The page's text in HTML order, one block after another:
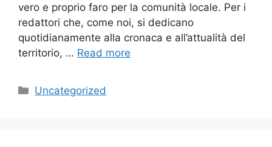
vero e proprio faro per la comunità locale. Per i
redattori che, come noi, si dedicano
quotidianamente alla cronaca e all’attualità del
territorio, … Read more
Categories
Uncategorized